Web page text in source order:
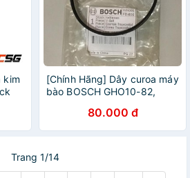
kim
[Chính Hãng] Dây curoa máy
bào BOSCH GHO10-82,
80.000 đ
Trang 1/14